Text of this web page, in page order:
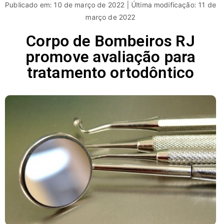
Publicado em: 10 de março de 2022 | Última modificação: 11 de
março de 2022
Corpo de Bombeiros RJ
promove avaliação para
tratamento ortodôntico